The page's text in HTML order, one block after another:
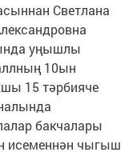
Светлана
уңышлы
10ын
15 тәрбияче
бакчалары
исеменнән чыгыш